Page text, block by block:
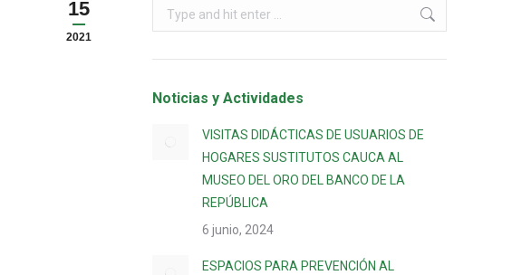
15
2021
Noticias y Actividades
VISITAS DIDÁCTICAS DE USUARIOS DE
HOGARES SUSTITUTOS CAUCA AL
MUSEO DEL ORO DEL BANCO DE LA
REPÚBLICA
6 junio, 2024
ESPACIOS PARA PREVENCIÓN AL